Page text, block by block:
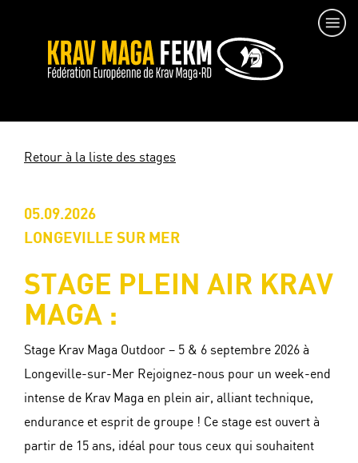
Retour à la liste des stages
05.09.2026
LONGEVILLE SUR MER
STAGE PLEIN AIR KRAV
MAGA :
Stage Krav Maga Outdoor – 5 & 6 septembre 2026 à
Longeville-sur-Mer Rejoignez-nous pour un week-end
intense de Krav Maga en plein air, alliant technique,
endurance et esprit de groupe ! Ce stage est ouvert à
partir de 15 ans, idéal pour tous ceux qui souhaitent